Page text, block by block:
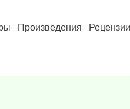
Произведения Рецензии